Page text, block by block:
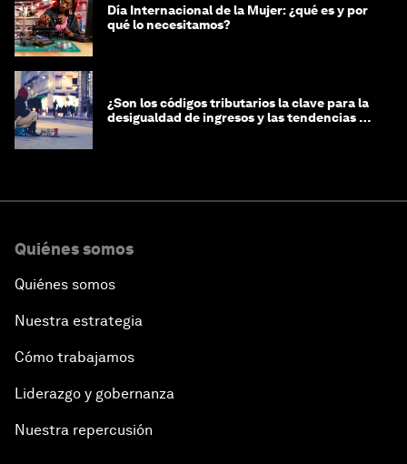
Día Internacional de la Mujer: ¿qué es y por
qué lo necesitamos?
¿Son los códigos tributarios la clave para la
desigualdad de ingresos y las tendencias de
Quiénes somos
Quiénes somos
Nuestra estrategia
Cómo trabajamos
Liderazgo y gobernanza
Nuestra repercusión